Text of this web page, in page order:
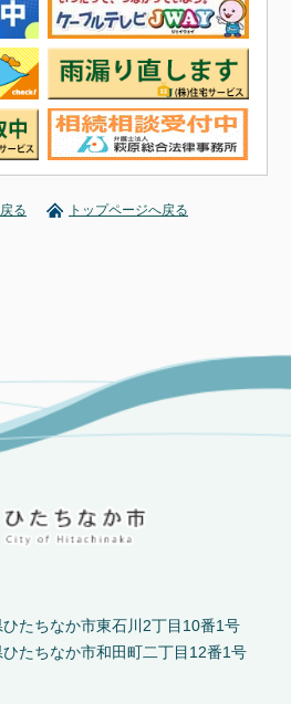
る トップページへ戻る
ちなか市東石川2丁目10番1号
ちなか市和田町二丁目12番1号